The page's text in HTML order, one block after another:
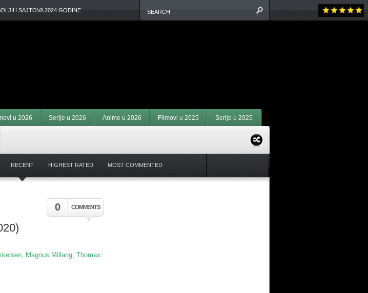
SAJTOVA 2024 GODINE
u 2026 Serije u 2026 Anime u 2026 Filmovi u 2025 Serije u 2025
RECENT HIGHEST RATED MOST COMMENTED
0 COMMENTS
, Magnus Millang, Thomas